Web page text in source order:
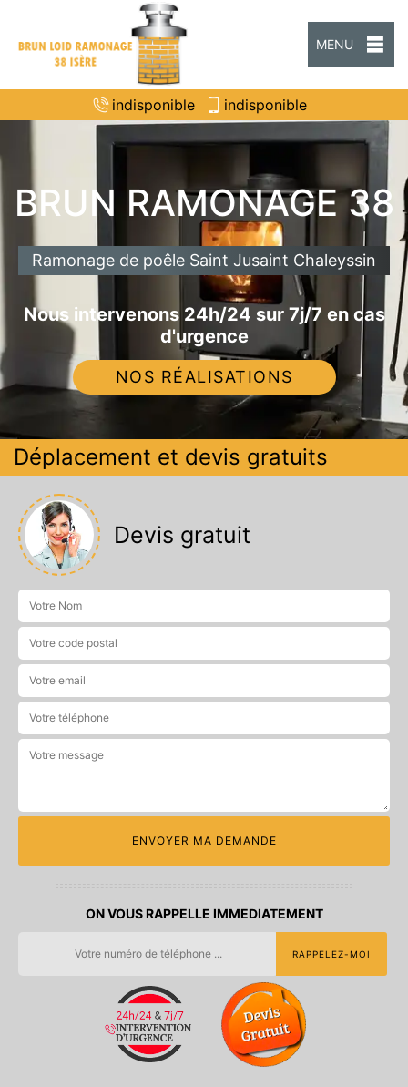
MENU
indisponible indisponible
BRUN RAMONAGE 38
Ramonage de poêle Saint Jusaint Chaleyssin
Nous intervenons 24h/24 sur 7j/7 en cas
d'urgence
NOS RÉALISATIONS
Déplacement et devis gratuits
Devis gratuit
ON VOUS RAPPELLE IMMEDIATEMENT